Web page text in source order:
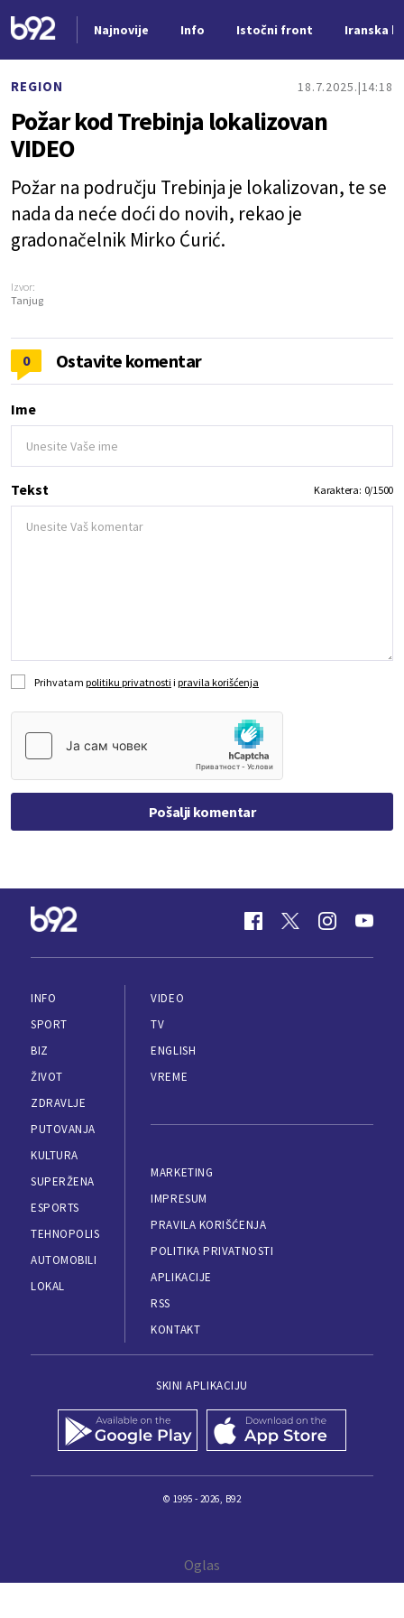
Najnovije Info Istočni front Iranska
REGION 18.7.2025. 14:18
Požar kod Trebinja lokalizovan
VIDEO
Požar na području Trebinja je lokalizovan, te se
nada da neće doći do novih, rekao je
gradonačelnik Mirko Ćurić.
Izvor:
Tanjug
0 Ostavite komentar
Ime
Tekst Karaktera: 0/1500
Prihvatam politiku privatnosti i pravila korišćenja
Pošalji komentar
INFO
SPORT
BIZ
ŽIVOT
ZDRAVLJE
PUTOVANJA
KULTURA
SUPERŽENA
ESPORTS
TEHNOPOLIS
AUTOMOBILI
LOKAL
VIDEO
TV
ENGLISH
VREME
MARKETING
IMPRESUM
PRAVILA KORIŠĆENJA
POLITIKA PRIVATNOSTI
APLIKACIJE
RSS
KONTAKT
SKINI APLIKACIJU
© 1995 - 2026, B92